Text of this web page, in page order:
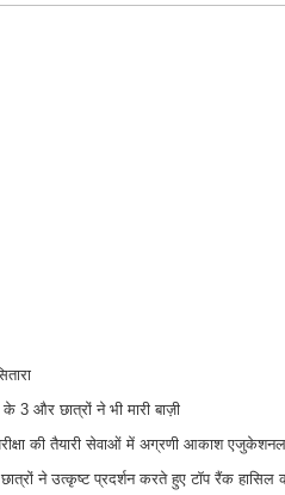
और छात्रों ने भी मारी बाज़ी
की तैयारी सेवाओं में अग्रणी आकाश
छात्रों ने उत्कृष्ट प्रदर्शन करते हुए टॉप रैंक